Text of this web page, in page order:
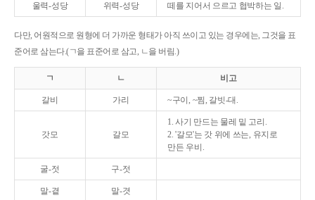
울력-성당 위력-성당 떼를 지어서 으르고 협박하는 일.
다만, 어원적으로 원형에 더 가까운 형태가 아직 쓰이고 있는 경우에는, 그것을 표
준어로 삼는다.(ㄱ을 표준어로 삼고, ㄴ을 버림.)
ㄱ ㄴ 비고
갈비 가리 ~구이, ~찜, 갈빗-대.
갓모 갈모
1. 사기 만드는 물레 밑 고리.
2. '갈모'는 갓 위에 쓰는, 유지로
만든 우비.
굴-젓 구-젓
말-곁 말-겻